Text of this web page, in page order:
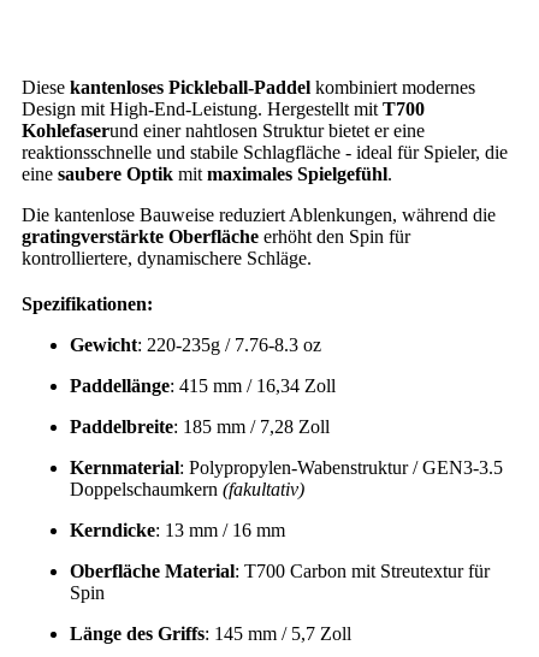
Diese kantenloses Pickleball-Paddel kombiniert modernes
Design mit High-End-Leistung. Hergestellt mit T700
Kohlefaserund einer nahtlosen Struktur bietet er eine
reaktionsschnelle und stabile Schlagfläche - ideal für Spieler, die
eine saubere Optik mit maximales Spielgefühl.
Die kantenlose Bauweise reduziert Ablenkungen, während die
gratingverstärkte Oberfläche erhöht den Spin für
kontrolliertere, dynamischere Schläge.
Spezifikationen:
Gewicht: 220-235g / 7.76-8.3 oz
Paddellänge: 415 mm / 16,34 Zoll
Paddelbreite: 185 mm / 7,28 Zoll
Kernmaterial: Polypropylen-Wabenstruktur / GEN3-3.5
Doppelschaumkern (fakultativ)
Kerndicke: 13 mm / 16 mm
Oberfläche Material: T700 Carbon mit Streutextur für
Spin
Länge des Griffs: 145 mm / 5,7 Zoll